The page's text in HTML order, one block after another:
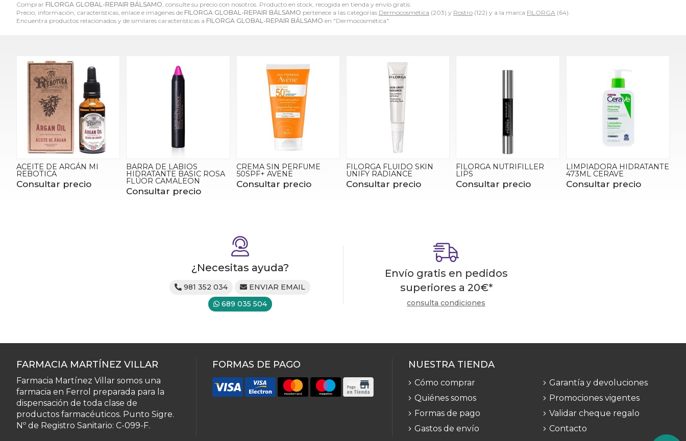
Comprar FILORGA GLOBAL-REPAIR BÁLSAMO, consulte su precio con nosotros. Producto en stock, recogida en tienda y envío gratis.
Precio, información, características, enlace e imágenes de FILORGA GLOBAL-REPAIR BÁLSAMO pertenece a las categorías Dermocosmética (203) y Rostro (122) y a la marca FILORGA (64).
Encuentra productos relacionados y de similares características a FILORGA GLOBAL-REPAIR BÁLSAMO en "Dermocosmética".
ACEITE DE ARGÁN MI
REBOTICA
Consultar precio
BARRA DE LABIOS
HIDRATANTE BASIC ROSA
FLÚOR CAMALEON
Consultar precio
CREMA SIN PERFUME
50SPF+ AVENE
Consultar precio
FILORGA FLUIDO SKIN
UNIFY RADIANCE
Consultar precio
FILORGA NUTRIFILLER
LIPS
Consultar precio
LIMPIADORA HIDRATANTE
473ML CERAVE
Consultar precio
¿Necesitas ayuda?
981 352 034
ENVIAR EMAIL
689 035 504
Envío gratis en pedidos
superiores a 20€*
consulta condiciones
FARMACIA MARTÍNEZ VILLAR
Farmacia Martínez Villar somos una
farmacia en Ferrol preparada para la
dispensación de toda clase de
productos farmacéuticos. Punto Sigre.
Nº de Registro Sanitario: C-099-F.
FORMAS DE PAGO NUESTRA TIENDA
Cómo comprar
Quiénes somos
Formas de pago
Gastos de envío
Garantía y devoluciones
Promociones vigentes
Validar cheque regalo
Contacto